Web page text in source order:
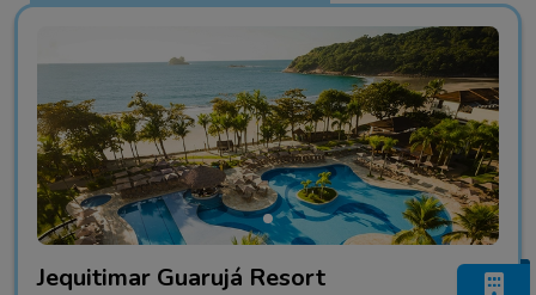
Jequitimar Guarujá Resort